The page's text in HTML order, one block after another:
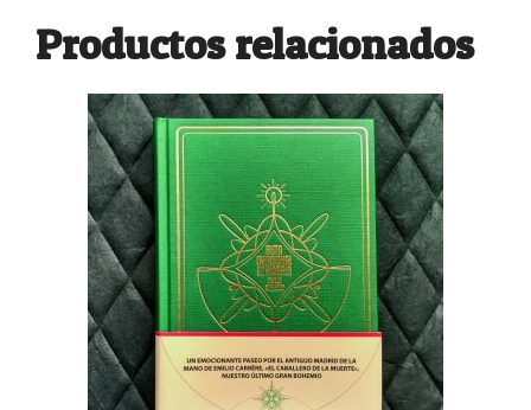
Productos relacionados